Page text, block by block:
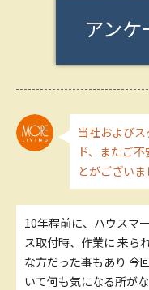
アン
当社および
ド、またご
とがございま
10年程前に、ハウスマ
ス取付時、作業に 来ら
な方だった事もあり 今
いて何も気になる所が